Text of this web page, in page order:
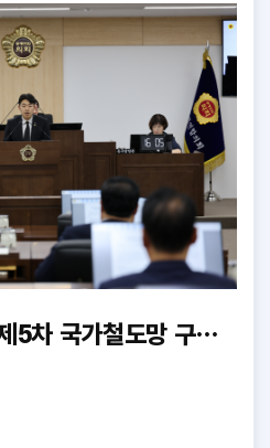
충청권 철도사업의 제5차 국가철도망 구축계획 반영 촉구 건의안_정재우 의원